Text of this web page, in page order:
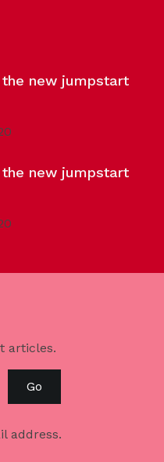
new jumpstart
new jumpstart
articles.
Go
address.